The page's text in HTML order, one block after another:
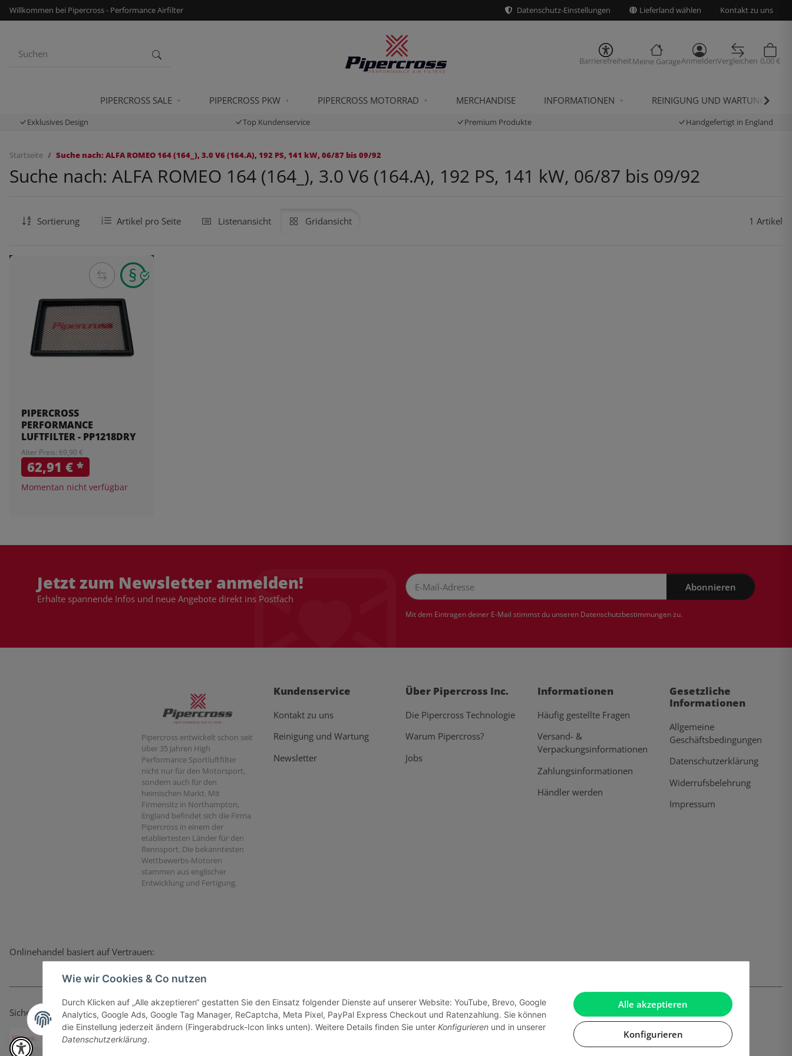
Alle akzeptieren
Konfigurieren
Wie wir Cookies & Co nutzen
Durch Klicken auf „Alle akzeptieren“ gestatten Sie den Einsatz folgender Dienste auf unserer Website: YouTube, Brevo, Google
Analytics, Google Ads, Google Tag Manager, ReCaptcha, Meta Pixel, PayPal Express Checkout und Ratenzahlung. Sie können
die Einstellung jederzeit ändern (Fingerabdruck-Icon links unten). Weitere Details finden Sie unter Konfigurieren und in unserer
Datenschutzerklärung.
Willkommen bei Pipercross - Performance Airfilter Datenschutz-Einstellungen Lieferland wählen Kontakt zu uns
BarrierefreiheitMeine GarageAnmeldenVergleichen 0,00 €
PIPERCROSS SALE PIPERCROSS PKW PIPERCROSS MOTORRAD MERCHANDISE INFORMATIONEN REINIGUNG UND WARTUNG
Exklusives Design Top Kundenservice Premium Produkte Handgefertigt in England
Startseite Suche nach: ALFA ROMEO 164 (164_), 3.0 V6 (164.A), 192 PS, 141 kW, 06/87 bis 09/92
Suche nach: ALFA ROMEO 164 (164_), 3.0 V6 (164.A), 192 PS, 141 kW, 06/87 bis 09/92
Sortierung Artikel pro Seite Listenansicht Gridansicht 1 Artikel
PIPERCROSS
PERFORMANCE
LUFTFILTER - PP1218DRY
Alter Preis: 69,90 €
62,91 €*
Momentan nicht verfügbar
Jetzt zum Newsletter anmelden!
Erhalte spannende Infos und neue Angebote direkt ins Postfach
Abonnieren
Mit dem Eintragen deiner E-Mail stimmst du unseren Datenschutzbestimmungenzu.
Pipercross entwickelt schon seit
über 35 Jahren High
Performance Sportluftfilter
nicht nur für den Motorsport,
sondern auch für den
heimischen Markt. Mit
Firmensitz in Northampton,
England befindet sich die Firma
Pipercross in einem der
etabliertesten Länder für den
Rennsport. Die bekanntesten
Wettbewerbs-Motoren
stammen aus englischer
Entwicklung und Fertigung.
Kundenservice
Kontakt zu uns
Reinigung und Wartung
Newsletter
Über Pipercross Inc.
Die Pipercross Technologie
Warum Pipercross?
Jobs
Informationen
Häufig gestellte Fragen
Versand- &
Verpackungsinformationen
Zahlungsinformationen
Händler werden
Gesetzliche
Informationen
Allgemeine
Geschäftsbedingungen
Datenschutzerklärung
Widerrufsbelehrung
Impressum
Onlinehandel basiert auf Vertrauen:
Sicher bezahlen via: